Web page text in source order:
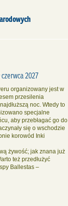
2027
organizowany jest w
przesilenia
noc. Wtedy to
specjalne
aby przebłagać go do
się o wschodzie
korowód Inki
żywość; jak znana już
też przedłużyć
Ballestas –